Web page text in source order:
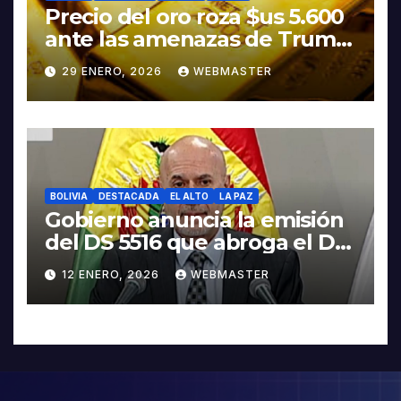
Precio del oro roza $us 5.600
ante las amenazas de Trump
contra Irán
29 ENERO, 2026 WEBMASTER
BOLIVIA DESTACADA EL ALTO LA PAZ
Gobierno anuncia la emisión
del DS 5516 que abroga el DS
5503
12 ENERO, 2026 WEBMASTER